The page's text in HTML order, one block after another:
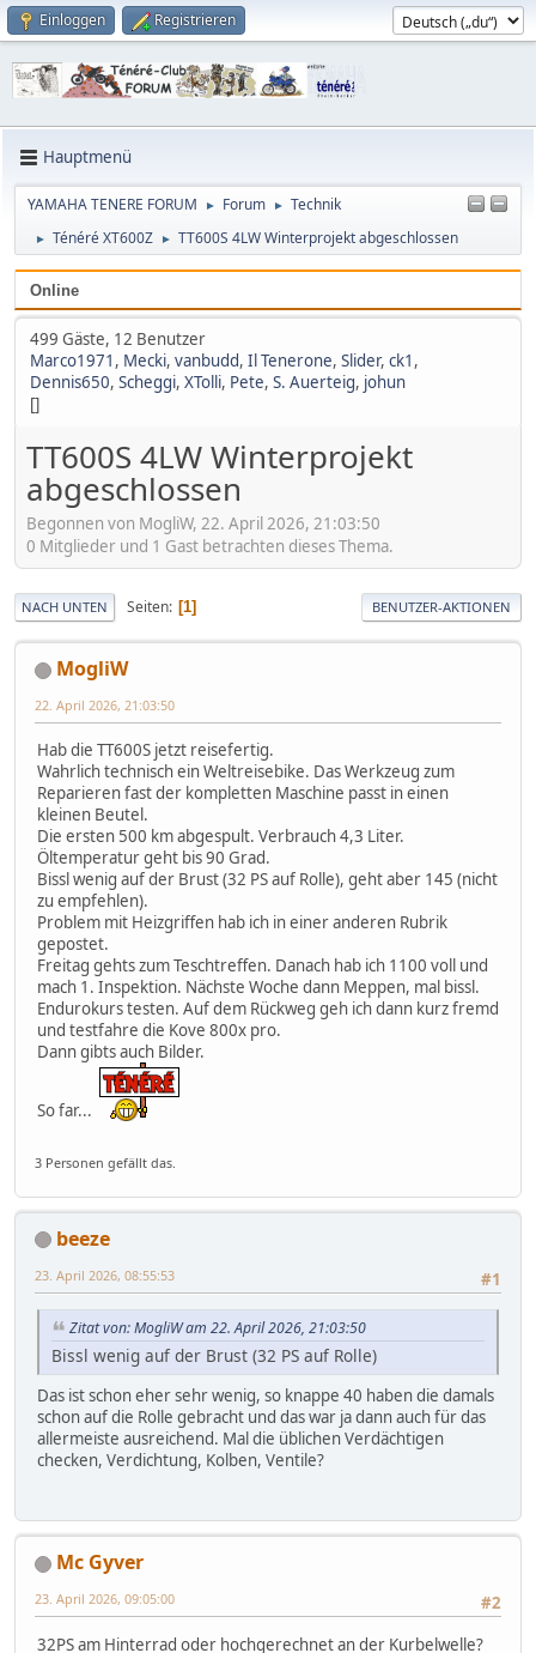
Einloggen Registrieren
Hauptmenü
YAMAHA TENERE FORUM ► Forum ► Technik
► Ténéré XT600Z ► TT600S 4LW Winterprojekt abgeschlossen
Online
499 Gäste, 12 Benutzer
Marco1971 , Mecki, vanbudd, Il Tenerone, Slider, ck1 ,
Dennis650, Scheggi, XTolli, Pete, S. Auerteig, johun
[]
TT600S 4LW Winterprojekt
abgeschlossen
Begonnen von MogliW, 22. April 2026, 21:03:50
0 Mitglieder und 1 Gast betrachten dieses Thema.
NACH UNTEN Seiten 1 BENUTZER-AKTIONEN
MogliW
22. April 2026, 21:03:50
Hab die TT600S jetzt reisefertig.
Wahrlich technisch ein Weltreisebike. Das Werkzeug zum
Reparieren fast der kompletten Maschine passt in einen
kleinen Beutel.
Die ersten 500 km abgespult. Verbrauch 4,3 Liter.
Öltemperatur geht bis 90 Grad.
Bissl wenig auf der Brust (32 PS auf Rolle), geht aber 145 (nicht
zu empfehlen).
Problem mit Heizgriffen hab ich in einer anderen Rubrik
gepostet.
Freitag gehts zum Teschtreffen. Danach hab ich 1100 voll und
mach 1. Inspektion. Nächste Woche dann Meppen, mal bissl.
Endurokurs testen. Auf dem Rückweg geh ich dann kurz fremd
und testfahre die Kove 800x pro.
Dann gibts auch Bilder.
So far...
3 Personen gefällt das.
beeze
#1
23. April 2026, 08:55:53
Zitat von: MogliW am 22. April 2026, 21:03:50
Bissl wenig auf der Brust (32 PS auf Rolle)
Das ist schon eher sehr wenig, so knappe 40 haben die damals
schon auf die Rolle gebracht und das war ja dann auch für das
allermeiste ausreichend. Mal die üblichen Verdächtigen
checken, Verdichtung, Kolben, Ventile?
Mc Gyver
#2
23. April 2026, 09:05:00
32PS am Hinterrad oder hochgerechnet an der Kurbelwelle?